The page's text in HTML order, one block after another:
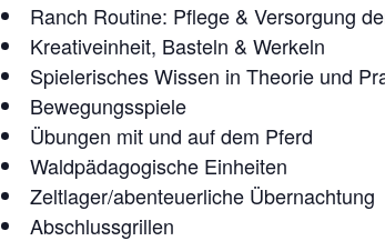
Ranch Routine: Pflege & Versorgung
Kreativeinheit, Basteln & Werkeln
Spielerisches Wissen in Theorie und
Bewegungsspiele
Übungen mit und auf dem Pferd
Waldpädagogische Einheiten
Zeltlager/abenteuerliche Übernachtung
Abschlussgrillen